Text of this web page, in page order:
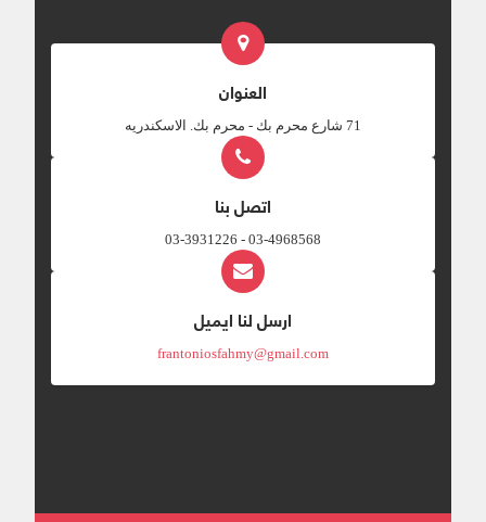
العنوان
‎71 شارع محرم بك - محرم بك. الاسكندريه
اتصل بنا
03-4968568 - 03-3931226
ارسل لنا ايميل
frantoniosfahmy@gmail.com